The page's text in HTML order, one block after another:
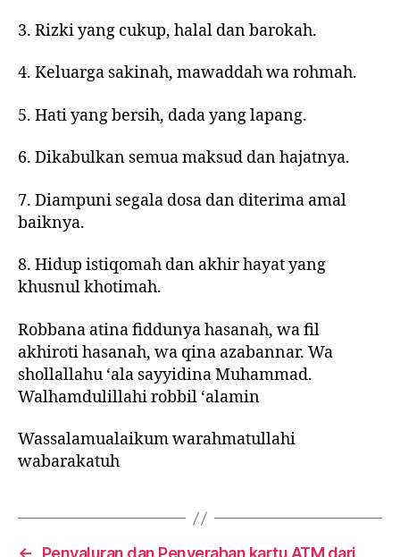
3. Rizki yang cukup, halal dan barokah.
4. Keluarga sakinah, mawaddah wa rohmah.
5. Hati yang bersih, dada yang lapang.
6. Dikabulkan semua maksud dan hajatnya.
7. Diampuni segala dosa dan diterima amal
baiknya.
8. Hidup istiqomah dan akhir hayat yang
khusnul khotimah.
Robbana atina fiddunya hasanah, wa fil
akhiroti hasanah, wa qina azabannar. Wa
shollallahu ‘ala sayyidina Muhammad.
Walhamdulillahi robbil ‘alamin
Wassalamualaikum warahmatullahi
wabarakatuh